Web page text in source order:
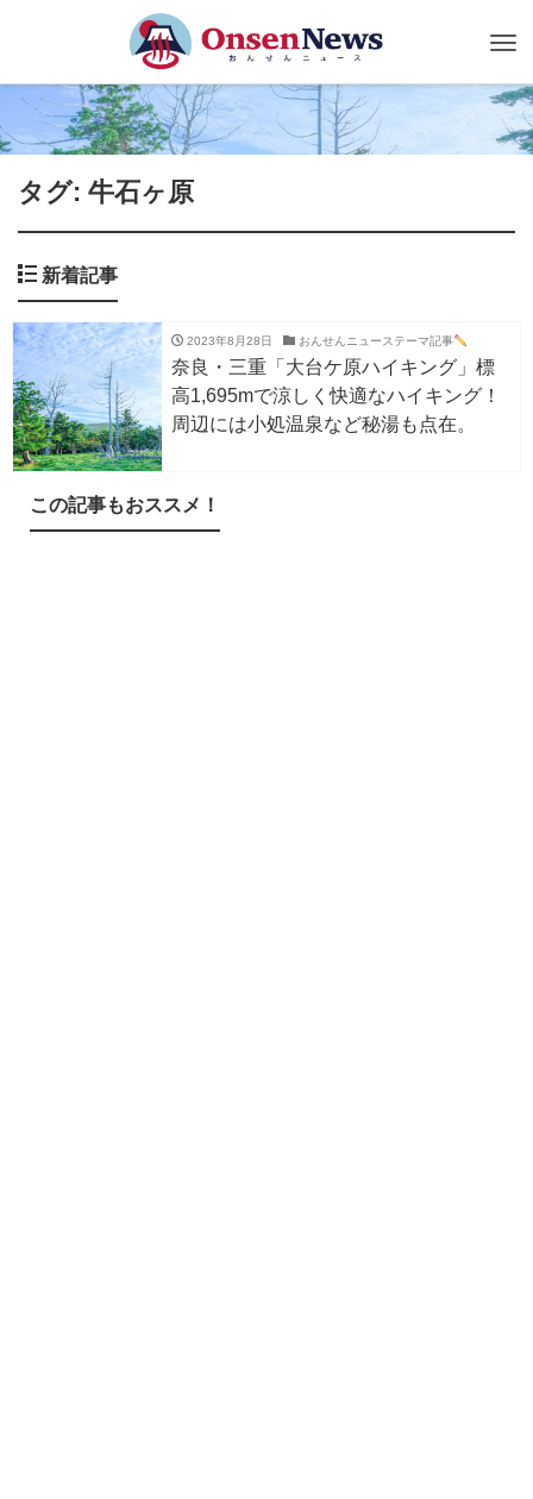
タグ: 牛石ヶ原
新着記事
2023年8月28日 おんせんニューステーマ記事
奈良・三重「大台ケ原ハイキング」標
高1,695mで涼しく快適なハイキング！
周辺には小処温泉など秘湯も点在。
この記事もおススメ！